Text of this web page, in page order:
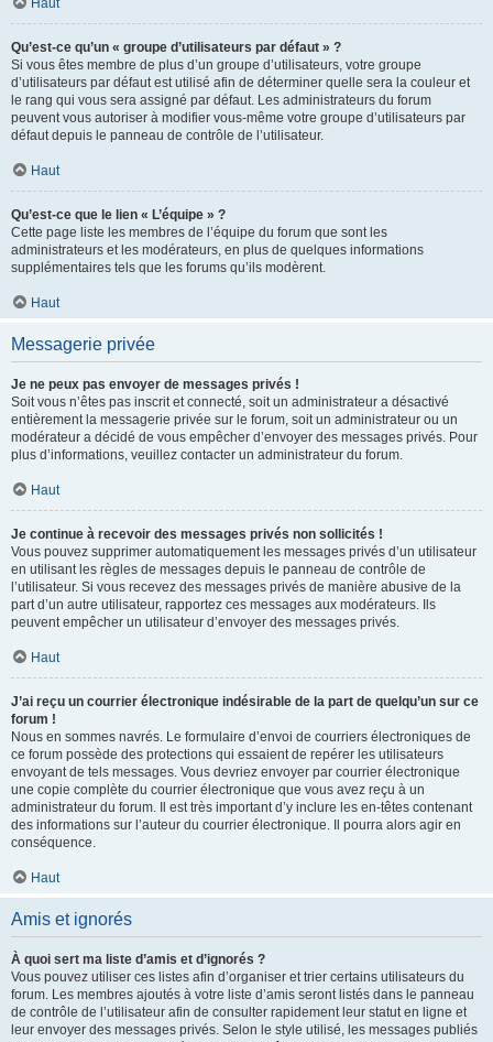
Haut
Qu’est-ce qu’un « groupe d’utilisateurs par défaut » ?
Si vous êtes membre de plus d’un groupe d’utilisateurs, votre groupe
d’utilisateurs par défaut est utilisé afin de déterminer quelle sera la couleur et
le rang qui vous sera assigné par défaut. Les administrateurs du forum
peuvent vous autoriser à modifier vous-même votre groupe d’utilisateurs par
défaut depuis le panneau de contrôle de l’utilisateur.
Haut
Qu’est-ce que le lien « L’équipe » ?
Cette page liste les membres de l’équipe du forum que sont les
administrateurs et les modérateurs, en plus de quelques informations
supplémentaires tels que les forums qu’ils modèrent.
Haut
Messagerie privée
Je ne peux pas envoyer de messages privés !
Soit vous n’êtes pas inscrit et connecté, soit un administrateur a désactivé
entièrement la messagerie privée sur le forum, soit un administrateur ou un
modérateur a décidé de vous empêcher d’envoyer des messages privés. Pour
plus d’informations, veuillez contacter un administrateur du forum.
Haut
Je continue à recevoir des messages privés non sollicités !
Vous pouvez supprimer automatiquement les messages privés d’un utilisateur
en utilisant les règles de messages depuis le panneau de contrôle de
l’utilisateur. Si vous recevez des messages privés de manière abusive de la
part d’un autre utilisateur, rapportez ces messages aux modérateurs. Ils
peuvent empêcher un utilisateur d’envoyer des messages privés.
Haut
J’ai reçu un courrier électronique indésirable de la part de quelqu’un sur ce
forum !
Nous en sommes navrés. Le formulaire d’envoi de courriers électroniques de
ce forum possède des protections qui essaient de repérer les utilisateurs
envoyant de tels messages. Vous devriez envoyer par courrier électronique
une copie complète du courrier électronique que vous avez reçu à un
administrateur du forum. Il est très important d’y inclure les en-têtes contenant
des informations sur l’auteur du courrier électronique. Il pourra alors agir en
conséquence.
Haut
Amis et ignorés
À quoi sert ma liste d’amis et d’ignorés ?
Vous pouvez utiliser ces listes afin d’organiser et trier certains utilisateurs du
forum. Les membres ajoutés à votre liste d’amis seront listés dans le panneau
de contrôle de l’utilisateur afin de consulter rapidement leur statut en ligne et
leur envoyer des messages privés. Selon le style utilisé, les messages publiés